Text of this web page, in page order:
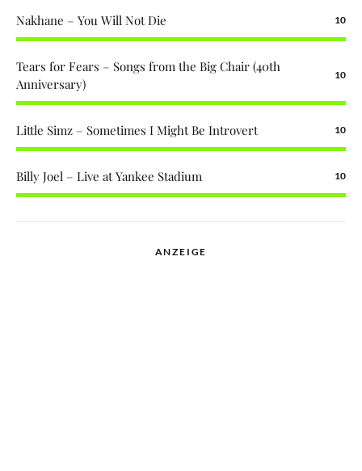
Nakhane – You Will Not Die 10
Tears for Fears – Songs from the Big Chair (40th
Anniversary)
10
Little Simz – Sometimes I Might Be Introvert 10
Billy Joel – Live at Yankee Stadium 10
ANZEIGE